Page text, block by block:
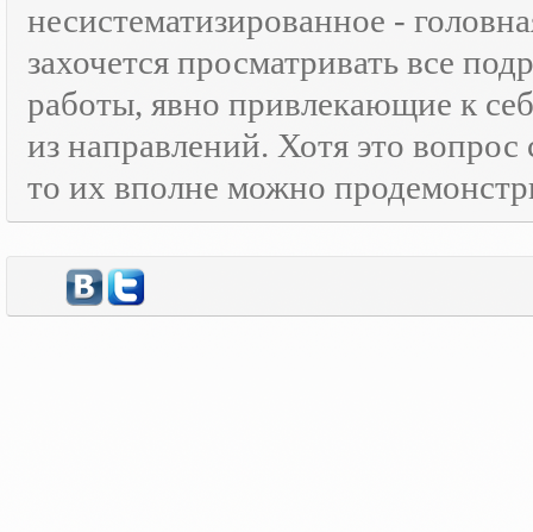
несистематизированное -
захочется просматривать все
работы, явно привлекающие к
из направлений. Хотя это
то их вполне можно